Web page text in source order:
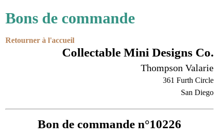
Bons de commande
Retourner à l'accueil
Collectable Mini Designs Co.
Thompson Valarie
361 Furth Circle
San Diego
Bon de commande n°10226